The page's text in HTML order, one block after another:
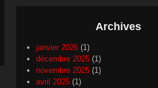
Archives
janvier 2026 (1)
décembre 2025 (1)
novembre 2025 (1)
avril 2025 (1)